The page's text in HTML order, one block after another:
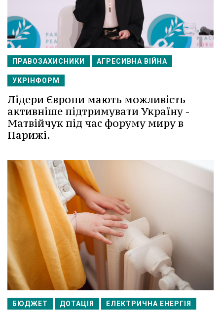
ПРАВОЗАХИСНИКИ АГРЕСИВНА ВІЙНА
УКРІНФОРМ
Лідери Європи мають можливість
активніше підтримувати Україну -
Матвійчук під час форуму миру в
Парижі.
БЮДЖЕТ ДОТАЦІЯ ЕЛЕКТРИЧНА ЕНЕРГІЯ